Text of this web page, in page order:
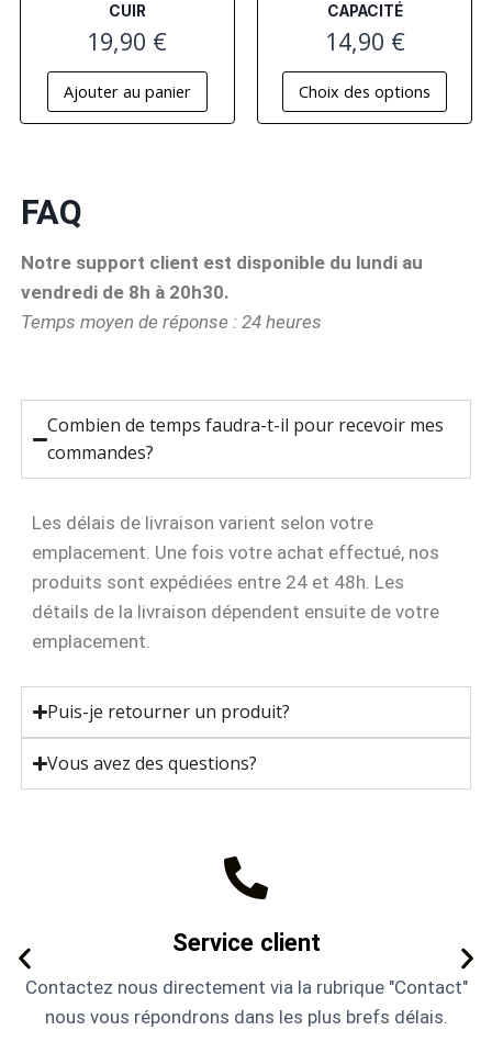
CUIR
19,90 €
Ajouter au panier
CAPACITÉ
14,90 €
Choix des options
FAQ
Notre support client est disponible du lundi au
vendredi de 8h à 20h30.
Temps moyen de réponse : 24 heures
Combien de temps faudra-t-il pour recevoir mes
commandes?
Les délais de livraison varient selon votre
emplacement. Une fois votre achat effectué, nos
produits sont expédiées entre 24 et 48h. Les
détails de la livraison dépendent ensuite de votre
emplacement.
Puis-je retourner un produit?
Vous avez des questions?
Service client
Contactez nous directement via la rubrique "Contact"
nous vous répondrons dans les plus brefs délais.